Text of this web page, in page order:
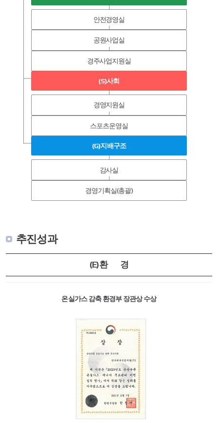
안전경영실
공원사업실
경주사업지원실
(S)사회
경영지원실
스포츠운영실
(G)지배구조
감사실
경영기획실(총괄)
추진성과
(E)환 경
온실가스 감축 환경부 장관상 수상